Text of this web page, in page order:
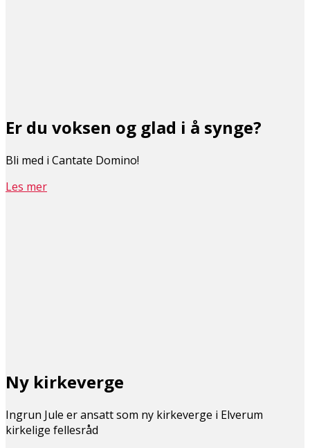
Er du voksen og glad i å synge?
Bli med i Cantate Domino!
Les mer
Ny kirkeverge
Ingrun Jule er ansatt som ny kirkeverge i Elverum
kirkelige fellesråd